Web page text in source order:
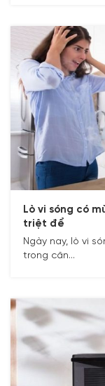
Lò vi sóng có
triệt để
Ngày nay, lò vi
trong căn...